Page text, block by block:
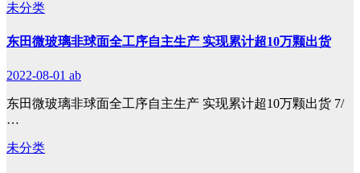
未分类
东田微玻璃非球面全工序自主生产 实现累计超10万颗出货
2022-08-01 ab
东田微玻璃非球面全工序自主生产 实现累计超10万颗出货 7/
…
未分类